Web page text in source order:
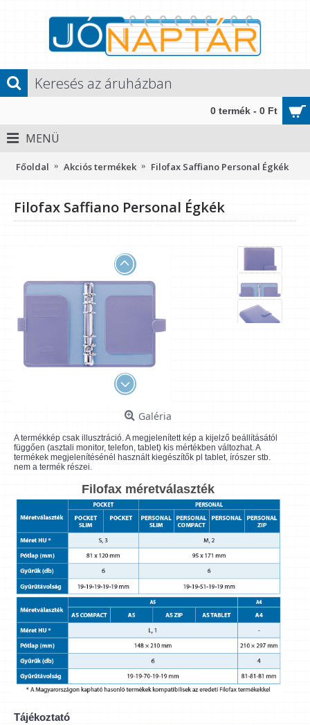
0 termék - 0 Ft
MENÜ
Főoldal Akciós termékek Filofax Saffiano Personal Égkék
Filofax Saffiano Personal Égkék
Galéria
A termékkép csak illusztráció. A megjelenített kép a kijelző beállításától
függően (asztali monitor, telefon, tablet) kis mértékben változhat. A
termékek megjelenítésénél használt kiegészítők pl tablet, írószer stb.
nem a termék részei.
Filofax méretválaszték
Tájékoztató